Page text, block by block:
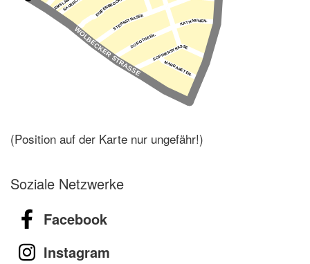
(Position auf der Karte nur ungefähr!)
Soziale Netzwerke
Facebook
Instagram